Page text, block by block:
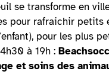
se transforme en
pour rafraichir petits
pour les plus
à 19h :
et soins des